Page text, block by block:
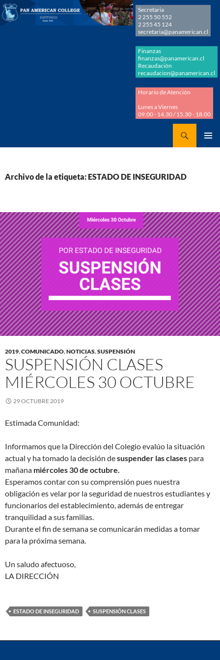
Secretaria
2 255 50 552
2 255 45 124
secretaria@panamerican.cl
Finanzas
finanzas@panamerican.cl
Recaudación
recaudacion@panamerican.cl
Horario de Atención
Lunes a Viernes
09.00 - 14.30 / 15.30 - 18.00
Archivo de la etiqueta: ESTADO DE INSEGURIDAD
2019,COMUNICADO,NOTICIAS,SUSPENSIÓN
SUSPENSIÓN CLASES
MIÉRCOLES 30 OCTUBRE
29 OCTUBRE 2019
Estimada Comunidad:
Informamos que la Dirección del Colegio evalúo la situación
actual y ha tomado la decisión desuspender las clases para
mañana miércoles 30 de octubre.
Esperamos contar con su comprensión pues nuestra
obligación es velar por la seguridad de nuestros estudiantes y
funcionarios del establecimiento, además de entregar
tranquilidad a sus familias.
Durante el fin de semana se comunicarán medidas a tomar
para la próxima semana.
Un saludo afectuoso,
LA DIRECCIÓN
ESTADO DE INSEGURIDAD SUSPENSIÓN CLASES